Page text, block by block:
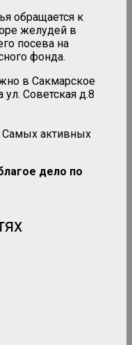
обращается к
желудей в
посева на
фонда.
в Сакмарское
ул. Советская д.8
Самых активных
дело по